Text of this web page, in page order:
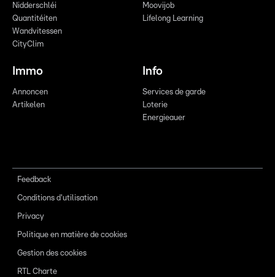
Nidderschléi
Quantitéiten
Wandvitessen
CityClim
Moovijob
Lifelong Learning
Immo
Annoncen
Artikelen
Info
Services de garde
Loterie
Energieauer
Feedback
Conditions d'utilisation
Privacy
Politique en matière de cookies
Gestion des cookies
RTL Charte